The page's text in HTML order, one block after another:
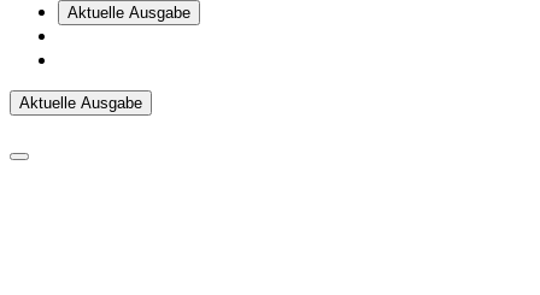
Aktuelle Ausgabe
Aktuelle Ausgabe